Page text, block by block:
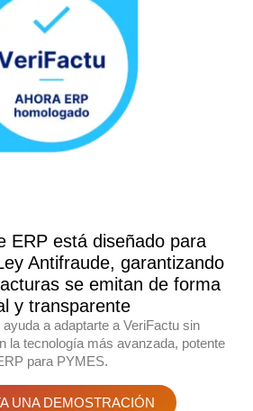
ERP está diseñado para
Antifraude, garantizando
se emitan de forma
y transparente
a adaptarte a VeriFactu sin
la tecnología más avanzada, potente
para PYMES.
UNA DEMOSTRACIÓN